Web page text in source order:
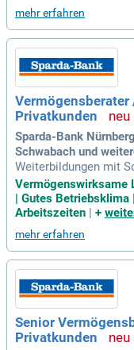
mehr erfahren
Privatkunden
Sparda-Bank
Schwabach und
Weiterbildungen mit
solviert
ahrung mit in der
ner Bank oder einem
Vermögenswirksame
| Gutes
Arbeitszeiten
+
mehr erfahren
Senior
Privatkunden